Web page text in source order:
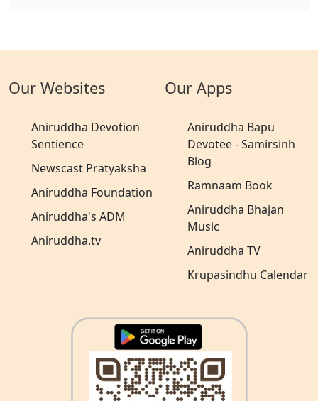
Our Websites
Aniruddha Devotion
Sentience
Newscast Pratyaksha
Aniruddha Foundation
Aniruddha's ADM
Aniruddha.tv
Our Apps
Aniruddha Bapu
Devotee - Samirsinh
Blog
Ramnaam Book
Aniruddha Bhajan
Music
Aniruddha TV
Krupasindhu Calendar